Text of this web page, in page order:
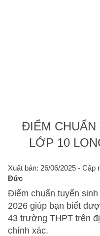
ĐIỂM CHUẨN
LỚP 10
Xuất bản: 26/06/2025 - Cập
Đức
Điểm chuẩn tuyển
2026 giúp bạn biết
43 trường THPT trên
chính xác.